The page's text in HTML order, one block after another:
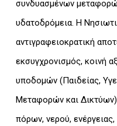
συνδυασμένων
υδατοδρόμεια. Η
αντιγραφειοκρατική
εκσυγχρονισμός, κοινή
υποδομών (Παιδείας,
Μεταφορών και
πόρων, νερού, ενέργειας,